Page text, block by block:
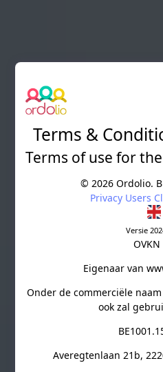
Terms &
Terms of use for
© 2026 Ordolio.
Privacy Users
Versie
OVKN
Eigenaar van
Onder de commerciële
ook zal
Averegtenlaan 21b,